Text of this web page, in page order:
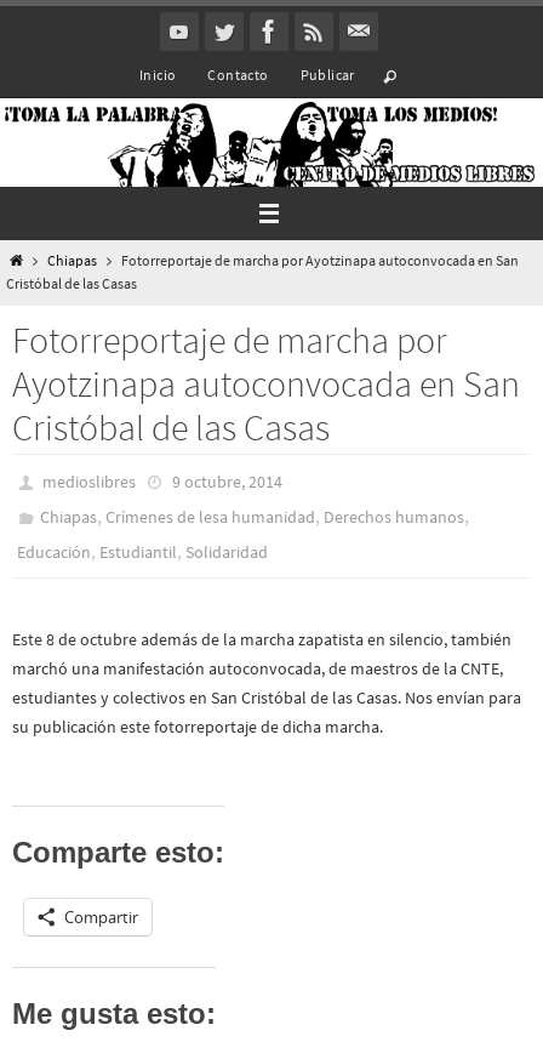
Inicio Contacto Publicar
InicioChiapas
Fotorreportaje de marcha por Ayotzinapa autoconvocada en San
Cristóbal de las Casas
Fotorreportaje de marcha por
Ayotzinapa autoconvocada en San
Cristóbal de las Casas
medioslibres
9 octubre, 2014
Chiapas,Crímenes de lesa humanidad, Derechos humanos,
Educación, Estudiantil, Solidaridad
Este 8 de octubre además de la marcha zapatista en silencio, también
marchó una manifestación autoconvocada, de maestros de la CNTE,
estudiantes y colectivos en San Cristóbal de las Casas. Nos envían para
su publicación este fotorreportaje de dicha marcha.
Comparte esto:
Compartir
Me gusta esto: